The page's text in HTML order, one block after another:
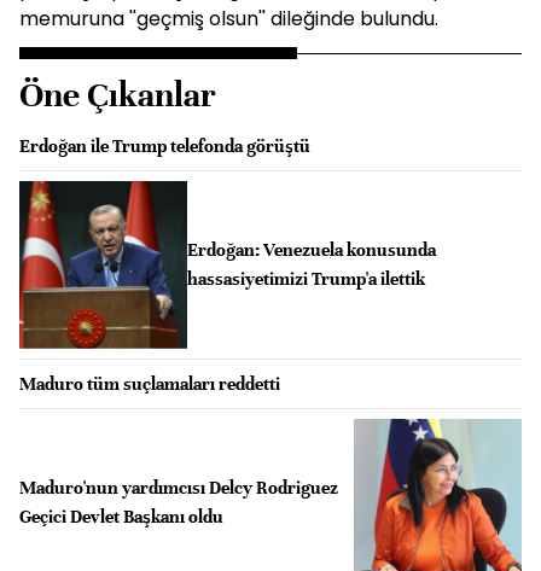
memuruna ''geçmiş olsun'' dileğinde bulundu.
Öne Çıkanlar
Erdoğan ile Trump telefonda görüştü
Erdoğan: Venezuela konusunda
hassasiyetimizi Trump'a ilettik
Maduro tüm suçlamaları reddetti
Maduro'nun yardımcısı Delcy Rodriguez
Geçici Devlet Başkanı oldu